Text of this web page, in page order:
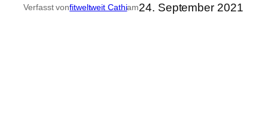
Verfasst vonfitweltweit Cathiam24. September 2021